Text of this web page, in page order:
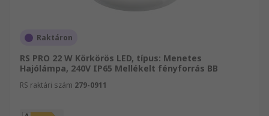
Raktáron
RS PRO 22 W Körkörös LED, típus: Menetes
Hajólámpa, 240V IP65 Mellékelt fényforrás BB
RS raktári szám 279-0911